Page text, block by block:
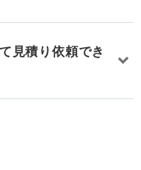
見積り依頼でき